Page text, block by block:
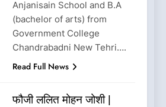
Anjanisain School and B.A
(bachelor of arts) from
Government College
Chandrabadni New Tehri….
Read Full News
फौजी ललित मोहन जोशी |